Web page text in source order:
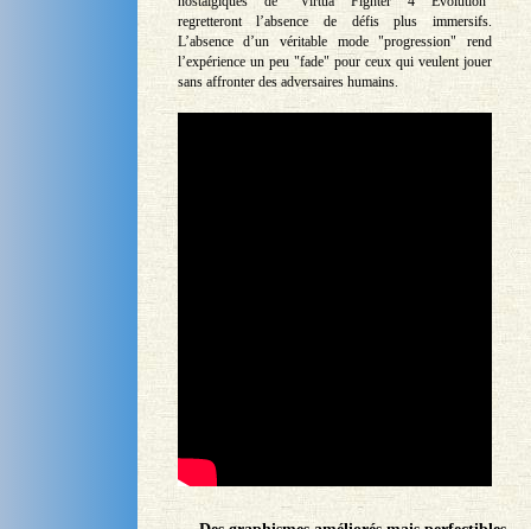
regretteront l’absence de défis plus immersifs.
L’absence d’un véritable mode "progression" rend
l’expérience un peu "fade" pour ceux qui veulent jouer
sans affronter des adversaires humains.